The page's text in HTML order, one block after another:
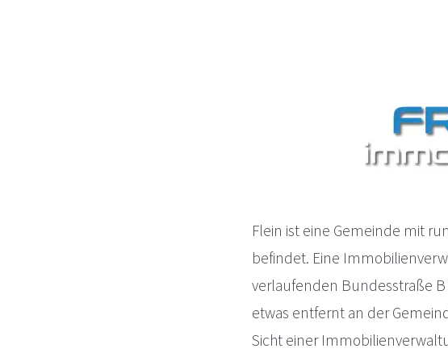
Flein ist eine Gemeinde mit
befindet. Eine
verlaufenden Bundesstraße
etwas entfernt an der
Sicht einer